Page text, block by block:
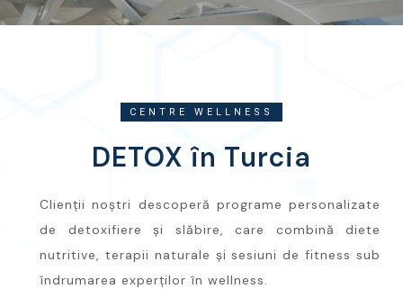
CENTRE WELLNESS
DETOX în Turcia
Clienții noștri descoperă programe personalizate
de detoxifiere și slăbire, care combină diete
nutritive, terapii naturale și sesiuni de fitness sub
îndrumarea experților în wellness.